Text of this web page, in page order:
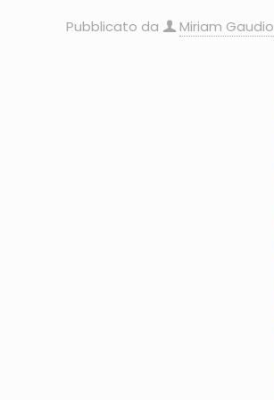
Pubblicato da Miriam Gaudio